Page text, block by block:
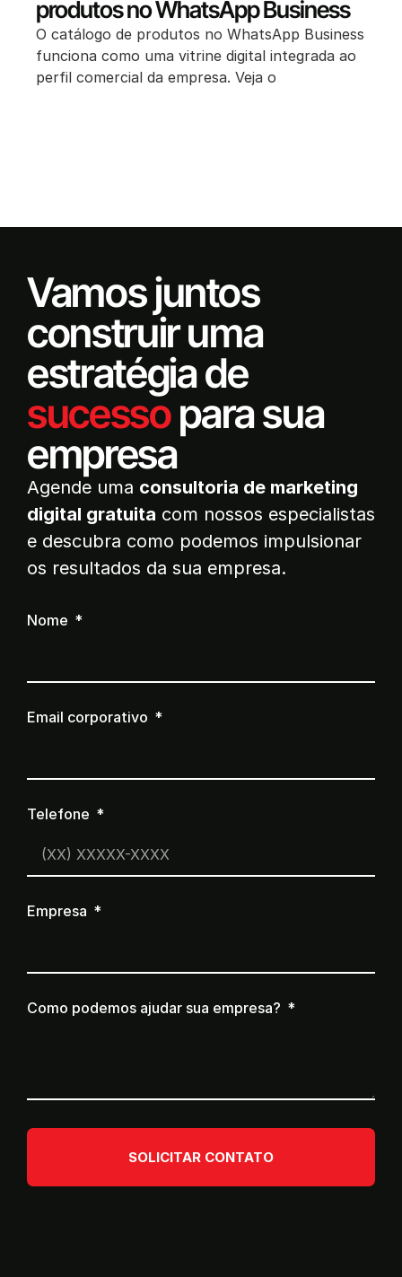
produtos no WhatsApp Business
O catálogo de produtos no WhatsApp Business
funciona como uma vitrine digital integrada ao
perfil comercial da empresa. Veja o
Vamos juntos
construir uma
estratégia de
sucessopara sua
empresa
Agende uma consultoria de marketing
digital gratuita com nossos especialistas
e descubra como podemos impulsionar
os resultados da sua empresa.
Nome
Email corporativo
Telefone
Empresa
Como podemos ajudar sua empresa?
SOLICITAR CONTATO